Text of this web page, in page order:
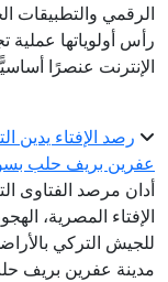
الرقمي والتطبيقات
رأس أولوياتها عملية
الإنترنت عنصرًا
رصد الإفتاء يدين
عفرين بريف حلب
أدان مرصد الفتاوى
الإفتاء المصرية،
للجيش التركي